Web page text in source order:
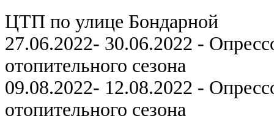
ЦТП по улице Бондарной
27.06.2022- 30.06.2022 -
отопительного сезона
09.08.2022- 12.08.2022 -
отопительного сезона